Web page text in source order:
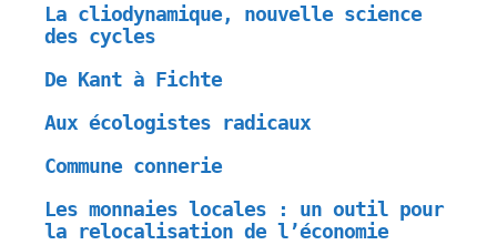
La cliodynamique, nouvelle science
des cycles
De Kant à Fichte
Aux écologistes radicaux
Commune connerie
Les monnaies locales : un outil pour
la relocalisation de l’économie